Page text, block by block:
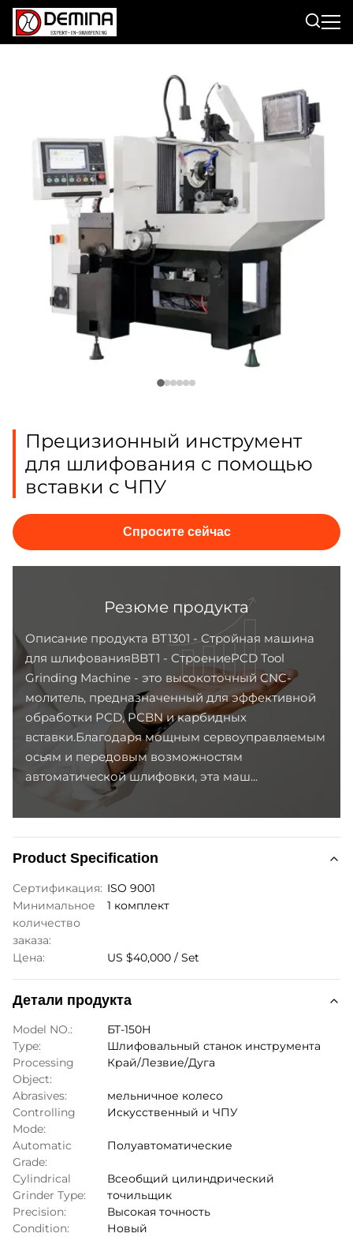
Прецизионный инструмент
для шлифования с помощью
вставки с ЧПУ
Спросите сейчас
Резюме продукта
Описание продукта BT1301 - Стройная машина
для шлифованияВBT1 - СтроениеPCD Tool
Grinding Machine - это высокоточный CNC-
молитель, предназначенный для эффективной
обработки PCD, PCBN и карбидных
вставки.Благодаря мощным сервоуправляемым
осьям и передовым возможностям
автоматической шлифовки, эта маш...
Product Specification
Сертификация: ISO 9001
Минимальное
количество
заказа:
1 комплект
Цена: US $40,000 / Set
Детали продукта
Model NO.:
БТ-150Н
Type:
Шлифовальный станок инструмента
Processing
Object:
Край/Лезвие/Дуга
Abrasives:
мельничное колесо
Controlling
Mode:
Искусственный и ЧПУ
Automatic
Grade:
Полуавтоматические
Cylindrical
Grinder Type:
Всеобщий цилиндрический
точильщик
Precision:
Высокая точность
Condition:
Новый